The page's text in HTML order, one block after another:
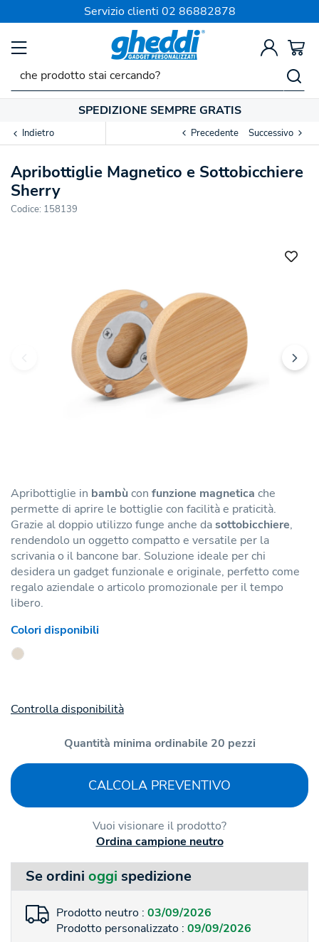
Servizio clienti 02 86882878
SPEDIZIONE SEMPRE GRATIS
Indietro Precedente Successivo
Apribottiglie Magnetico e Sottobicchiere
Sherry
Codice: 158139
Apribottiglie in bambùcon funzione magnetica che
permette di aprire le bottiglie con facilità e praticità.
Grazie al doppio utilizzo funge anche dasottobicchiere,
rendendolo un oggetto compatto e versatile per la
scrivania o il bancone bar. Soluzione ideale per chi
desidera un gadget funzionale e originale, perfetto come
regalo aziendale o articolo promozionale per il tempo
libero.
Colori disponibili
Controlla disponibilità
Quantità minima ordinabile 20 pezzi
CALCOLA PREVENTIVO
Vuoi visionare il prodotto?
Ordina campione neutro
Se ordini oggi spedizione
Prodotto neutro : 03/09/2026
Prodotto personalizzato : 09/09/2026